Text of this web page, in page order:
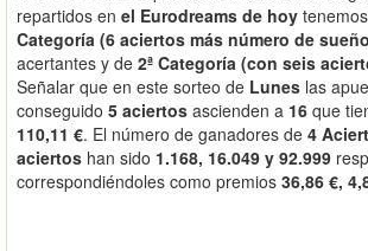
repartidos en el Eurodreams de hoy
Categoría (6 aciertos más número de
acertantes y de 2ª Categoría (con seis
Señalar que en este sorteo de Lunes las
conseguido 5 aciertos ascienden a 16 que
110,11 €. El número de ganadores de 4
aciertos han sido 1.168, 16.049 y 92.999
correspondiéndoles como premios 36,86 €,